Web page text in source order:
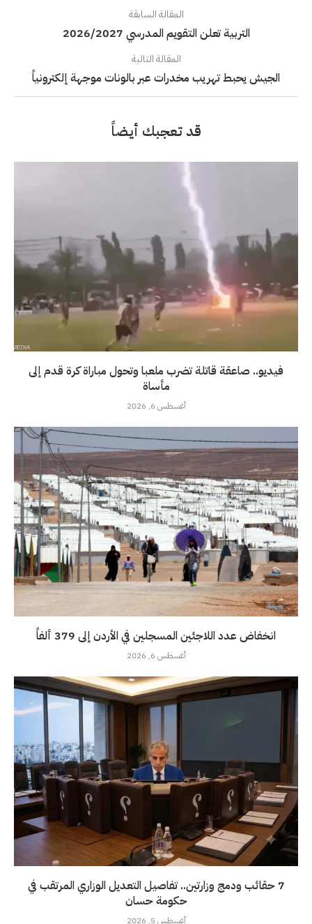
المقالة السابقة
التربية تعلن التقويم المدرسي 2026/2027
المقالة التالية
الجيش يحبط تهريب مخدرات عبر بالونات موجهة إلكترونياً
قد تعجبك أيضاً
فيديو.. صاعقة قاتلة تضرب ملعبا وتحول مباراة كرة قدم إلى
مأساة
أغسطس 6, 2026
انخفاض عدد اللاجئين المسجلين في الأردن إلى 379 ألفاً
أغسطس 6, 2026
7 حقائب ودمج وزارتين.. تفاصيل التعديل الوزاري المرتقب في
حكومة حسان
أغسطس 5, 2026